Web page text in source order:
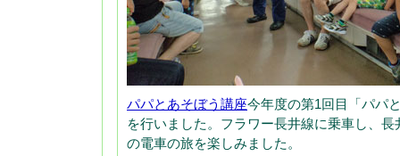
パパとあそぼう講座今年度の第1回目「パパ
を行いました。フラワー長井線に乗車し、
の電車の旅を楽しみました。